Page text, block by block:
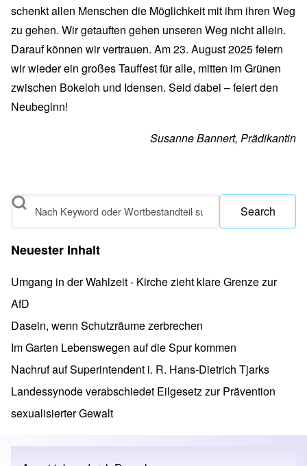
schenkt allen Menschen die Möglichkeit mit ihm ihren Weg
zu gehen. Wir getauften gehen unseren Weg nicht allein.
Darauf können wir vertrauen. Am 23. August 2025 feiern
wir wieder ein großes Tauffest für alle, mitten im Grünen
zwischen Bokeloh und Idensen. Seid dabei – feiert den
Neubeginn!
Susanne Bannert, Prädikantin
Search
Neuester Inhalt
Umgang in der Wahlzeit - Kirche zieht klare Grenze zur
AfD
Dasein, wenn Schutzräume zerbrechen
Im Garten Lebenswegen auf die Spur kommen
Nachruf auf Superintendent i. R. Hans-Dietrich Tjarks
Landessynode verabschiedet Eilgesetz zur Prävention
sexualisierter Gewalt